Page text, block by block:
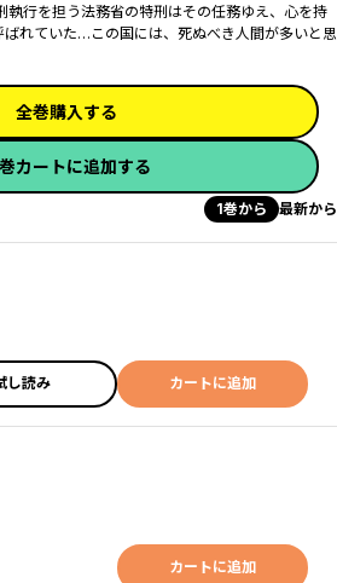
執行を担う法務省の特刑はその任務ゆえ、心を持
れていた…この国には、死ぬべき人間が多いと思
全巻購入する
カートに追加する
1巻から 最新から
し読み カートに追加
カートに追加